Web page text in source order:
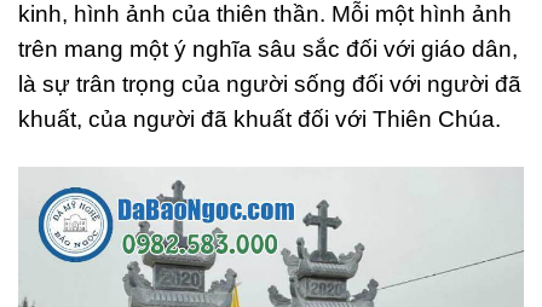
kinh, hình ảnh của thiên thần. Mỗi một hình ảnh
trên mang một ý nghĩa sâu sắc đối với giáo dân,
là sự trân trọng của người sống đối với người đã
khuất, của người đã khuất đối với Thiên Chúa.